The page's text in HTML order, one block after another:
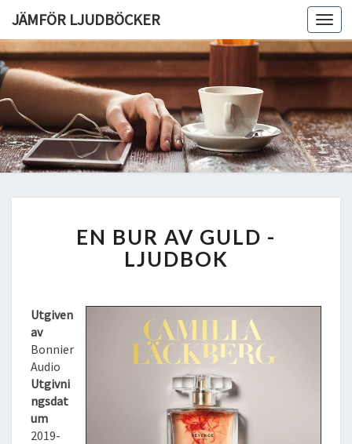
JÄMFÖR LJUDBÖCKER
N
B
U
A
V
G
U
L
D
L
J
EN BUR AV GULD -
LJUDBOK
Utgiven
av
Bonnier
Audio
Utgivni
ngsdat
um
2019-